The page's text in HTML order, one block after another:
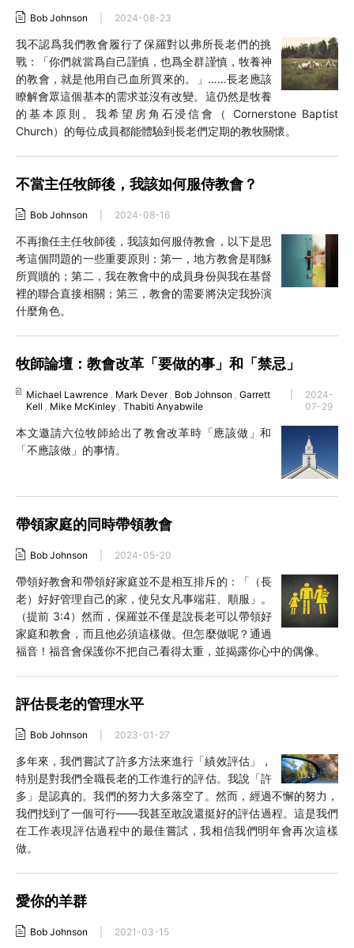
Bob Johnson 2024-08-23
我不認爲我們教會履行了保羅對以弗所長老們的挑
戰：「你們就當爲自己謹慎，也爲全群謹慎，牧養神
的教會，就是他用自己血所買來的。」……長老應該
瞭解會眾這個基本的需求並沒有改變。這仍然是牧養
的基本原則。我希望房角石浸信會（ Cornerstone Baptist
Church）的每位成員都能體驗到長老們定期的教牧關懷。
不當主任牧師後，我該如何服侍教會？
Bob Johnson 2024-08-16
不再擔任主任牧師後，我該如何服侍教會，以下是思
考這個問題的一些重要原則：第一，地方教會是耶穌
所買贖的；第二，我在教會中的成員身份與我在基督
裡的聯合直接相關；第三，教會的需要將決定我扮演
什麼角色。
牧師論壇：教會改革「要做的事」和「禁忌」
Michael Lawrence , Mark Dever , Bob Johnson ,Garrett
Kell , Mike McKinley ,Thabiti Anyabwile
2024-
07-29
本文邀請六位牧師給出了教會改革時「應該做」和
「不應該做」的事情。
帶領家庭的同時帶領教會
Bob Johnson 2024-05-20
帶領好教會和帶領好家庭並不是相互排斥的：「（長
老）好好管理自己的家，使兒女凡事端莊、順服」。
（提前 3:4）然而，保羅並不僅是說長老可以帶領好
家庭和教會，而且他必須這樣做。但怎麼做呢？通過
福音！福音會保護你不把自己看得太重，並揭露你心中的偶像。
評估長老的管理水平
Bob Johnson 2023-01-27
多年來，我們嘗試了許多方法來進行「績效評估」，
特別是對我們全職長老的工作進行的評估。我說「許
多」是認真的。我們的努力大多落空了。然而，經過不懈的努力，
我們找到了一個可行——我甚至敢說還挺好的評估過程。這是我們
在工作表現評估過程中的最佳嘗試，我相信我們明年會再次這樣
做。
愛你的羊群
Bob Johnson 2021-03-15